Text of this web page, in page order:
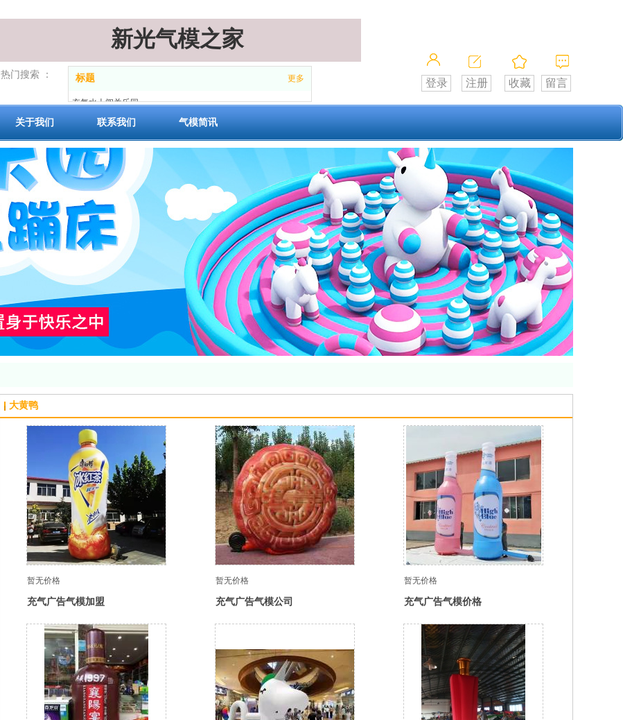
新光气模之家
XINGUANGQIMOZHIJIA
标题 更多
充气水上闯关乐园
充气城堡
热门搜索 ：
登录 注册 留言
收藏
关于我们 联系我们 气模简讯
大黄鸭
暂无价格
充气广告气模加盟
暂无价格
充气广告气模公司
暂无价格
充气广告气模价格